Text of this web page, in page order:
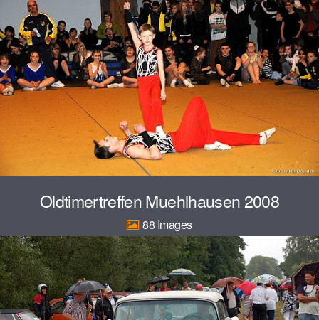
Oldtimertreffen Muehlhausen 2008
88